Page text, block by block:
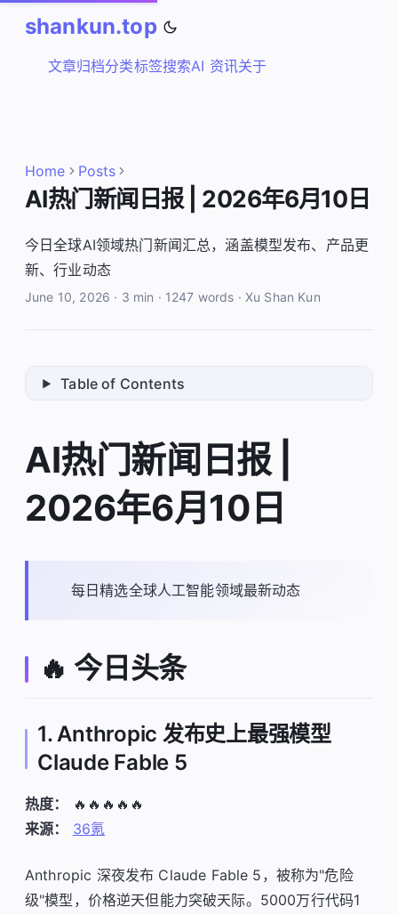
shankun.top
文章归档分类标签搜索AI 资讯关于
Home Posts
AI热门新闻日报 | 2026年6月10日
今日全球AI领域热门新闻汇总，涵盖模型发布、产品更
新、行业动态
June 10, 2026 · 3 min · 1247 words · Xu Shan Kun
Table of Contents
AI热门新闻日报 |
2026年6月10日
每日精选全球人工智能领域最新动态
🔥 今日头条
1. Anthropic 发布史上最强模型
Claude Fable 5
热度：
🔥🔥🔥🔥🔥
来源：
36氪
Anthropic 深夜发布 Claude Fable 5，被称为"危险
级"模型，价格逆天但能力突破天际。5000万行代码1